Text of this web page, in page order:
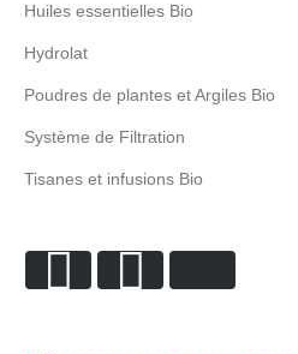
Huiles essentielles Bio
Hydrolat
Poudres de plantes et Argiles Bio
Système de Filtration
Tisanes et infusions Bio